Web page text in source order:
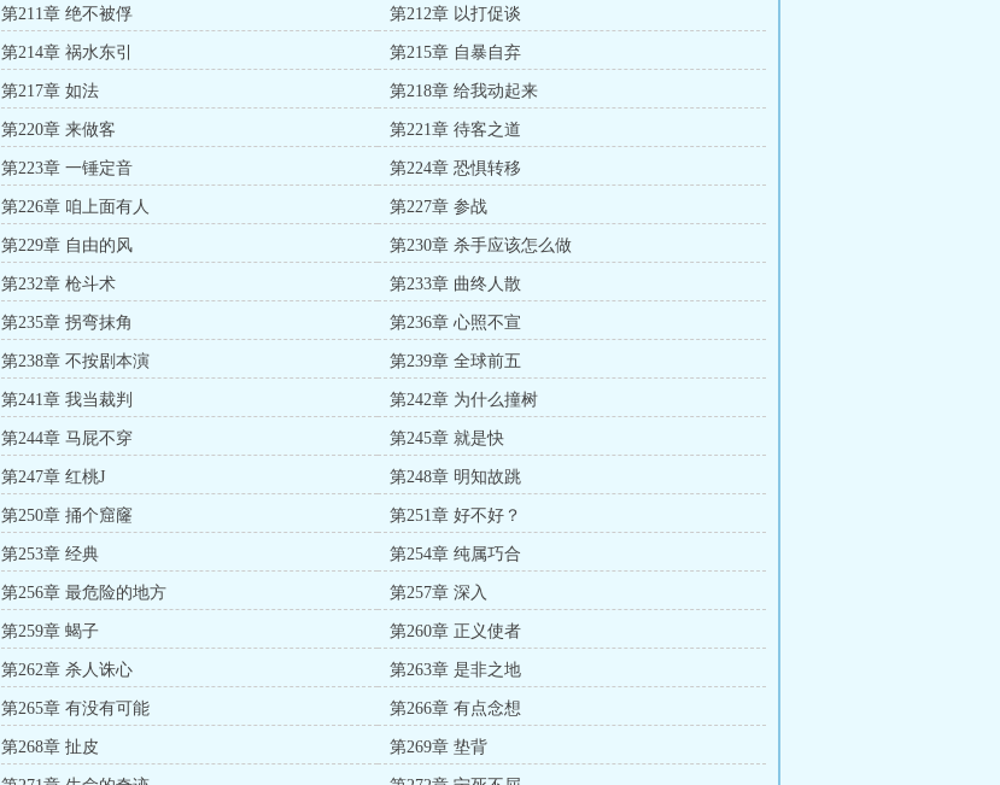
第211章 绝不被俘 第212章 以打促谈
第214章 祸水东引 第215章 自暴自弃
第217章 如法 第218章 给我动起来
第220章 来做客 第221章 待客之道
第223章 一锤定音 第224章 恐惧转移
第226章 咱上面有人 第227章 参战
第229章 自由的风 第230章 杀手应该怎么做
第232章 枪斗术 第233章 曲终人散
第235章 拐弯抹角 第236章 心照不宣
第238章 不按剧本演 第239章 全球前五
第241章 我当裁判 第242章 为什么撞树
第244章 马屁不穿 第245章 就是快
第247章 红桃J 第248章 明知故跳
第250章 捅个窟窿 第251章 好不好？
第253章 经典 第254章 纯属巧合
第256章 最危险的地方 第257章 深入
第259章 蝎子 第260章 正义使者
第262章 杀人诛心 第263章 是非之地
第265章 有没有可能 第266章 有点念想
第268章 扯皮 第269章 垫背